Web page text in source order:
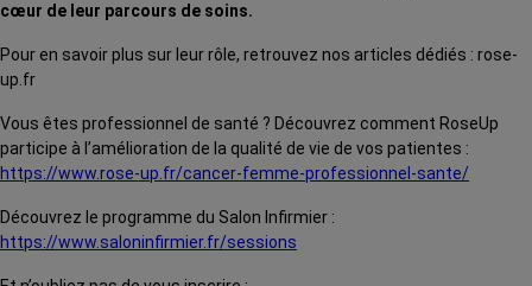
cœur de leur parcours de soins.
Pour en savoir plus sur leur rôle, retrouvez nos articles dédiés : rose-
up.fr
Vous êtes professionnel de santé ? Découvrez comment RoseUp
participe à l’amélioration de la qualité de vie de vos patientes :
https://www.rose-up.fr/cancer-femme-professionnel-sante/
Découvrez le programme du Salon Infirmier :
https://www.saloninfirmier.fr/sessions